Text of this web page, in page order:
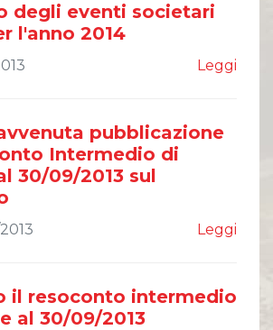
degli eventi societari
l'anno 2014
Leggi
pubblicazione
Intermedio di
30/09/2013 sul
Leggi
il resoconto intermedio
al 30/09/2013